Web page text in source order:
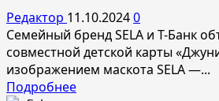
Редактор 11.10.20240
Семейный бренд SELA и Т-Банк
совместной детской карты
изображением маскота SELA —...
ПодробнееПрочитать